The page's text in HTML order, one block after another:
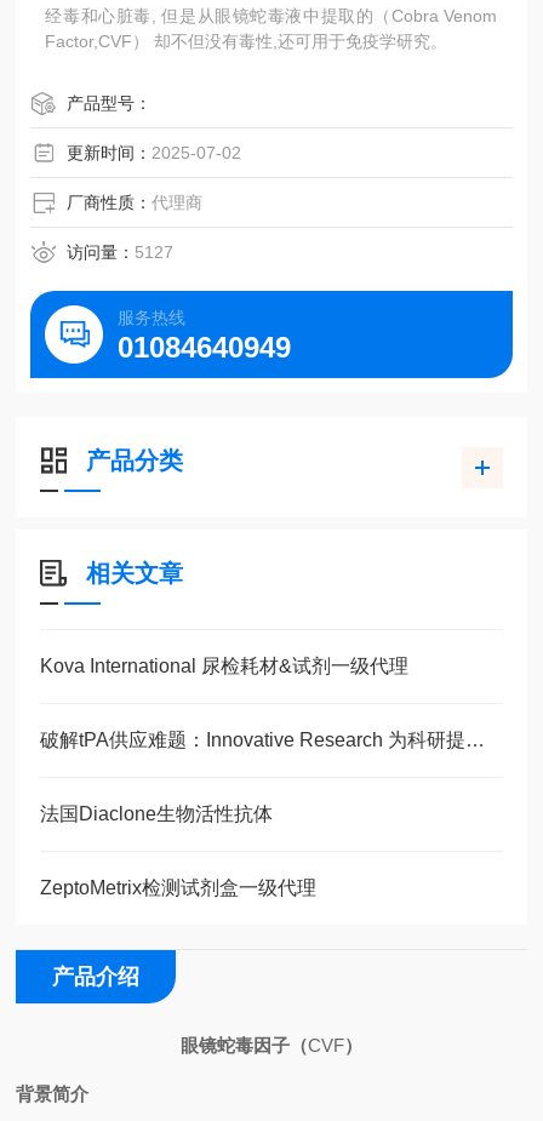
经毒和心脏毒, 但是从眼镜蛇毒液中提取的（Cobra Venom
Factor,CVF） 却不但没有毒性,还可用于免疫学研究。
产品型号：
更新时间： 2025-07-02
厂商性质：代理商
访问量： 5127
服务热线
01084640949
产品分类
相关文章
Kova International 尿检耗材&试剂一级代理
破解tPA供应难题：Innovative Research 为科研提供稳定解决方案
法国Diaclone生物活性抗体
ZeptoMetrix检测试剂盒一级代理
产品介绍
眼镜蛇毒因子（CVF）
背景简介